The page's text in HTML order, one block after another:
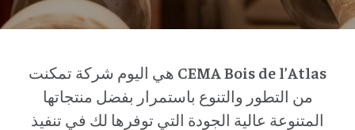
CEMA Bois de l’Atlas هي اليوم شركة تمكنت
من التطور والتنوع باستمرار بفضل منتجاتها
المتنوعة عالية الجودة التي توفرها لك في تنفيذ